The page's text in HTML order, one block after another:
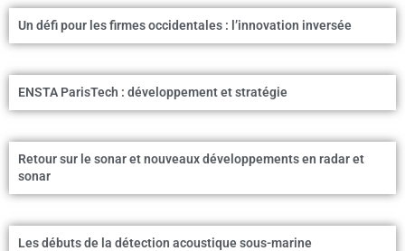
Un défi pour les firmes occidentales : l’innovation inversée
ENSTA ParisTech : développement et stratégie
Retour sur le sonar et nouveaux développements en radar et
sonar
Les débuts de la détection acoustique sous-marine